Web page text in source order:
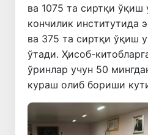
ва 1075 та сиртқи ўқиш
кончилик институтида
ва 375 та сиртқи ўқиш
ўтади. Ҳисоб-
ўринлар учун 50
кураш олиб бориши